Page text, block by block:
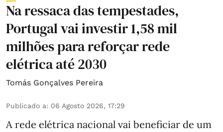
Na ressaca das tempestades,
Portugal vai investir 1,58 mil
milhões para reforçar rede
elétrica até 2030
Tomás Gonçalves Pereira
Publicado a: 06 Agosto 2026, 17:29
A rede elétrica nacional vai beneficiar de um